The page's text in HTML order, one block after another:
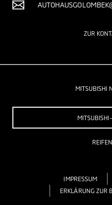
ZUR
MITSUBISHI
IMPRESSUM
ERKLÄRUNG ZUR